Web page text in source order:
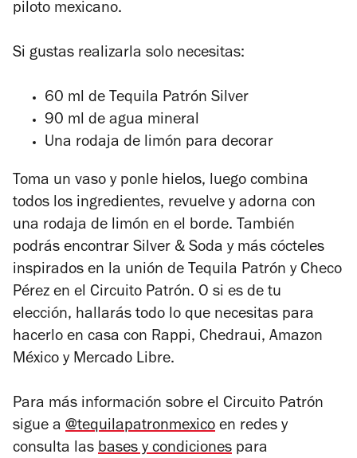
piloto mexicano.
Si gustas realizarla solo necesitas:
60 ml de Tequila Patrón Silver
90 ml de agua mineral
Una rodaja de limón para decorar
Toma un vaso y ponle hielos, luego combina
todos los ingredientes, revuelve y adorna con
una rodaja de limón en el borde. También
podrás encontrar Silver & Soda y más cócteles
inspirados en la unión de Tequila Patrón y Checo
Pérez en el Circuito Patrón. O si es de tu
elección, hallarás todo lo que necesitas para
hacerlo en casa con Rappi, Chedraui, Amazon
México y Mercado Libre.
Para más información sobre el Circuito Patrón
sigue a @tequilapatronmexico en redes y
consulta las bases y condiciones para